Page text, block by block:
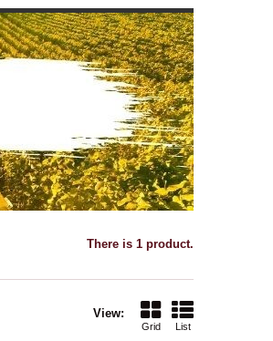
There is 1 product.
View:
Grid List